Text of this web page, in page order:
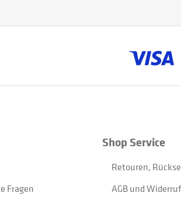
Fragen
Shop Service
Retouren,
AGB und